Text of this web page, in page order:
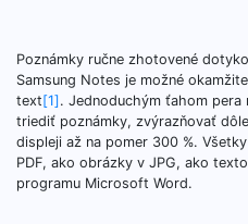
Poznámky ručne zhotovené
Samsung Notes je možné
text[1]. Jednoduchým ťahom
triediť poznámky, zvýrazňovať
displeji až na pomer 300 %.
PDF, ako obrázky v JPG, ako
programu Microsoft Word.